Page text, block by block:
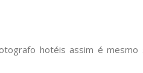
hotéis assim é mesmo